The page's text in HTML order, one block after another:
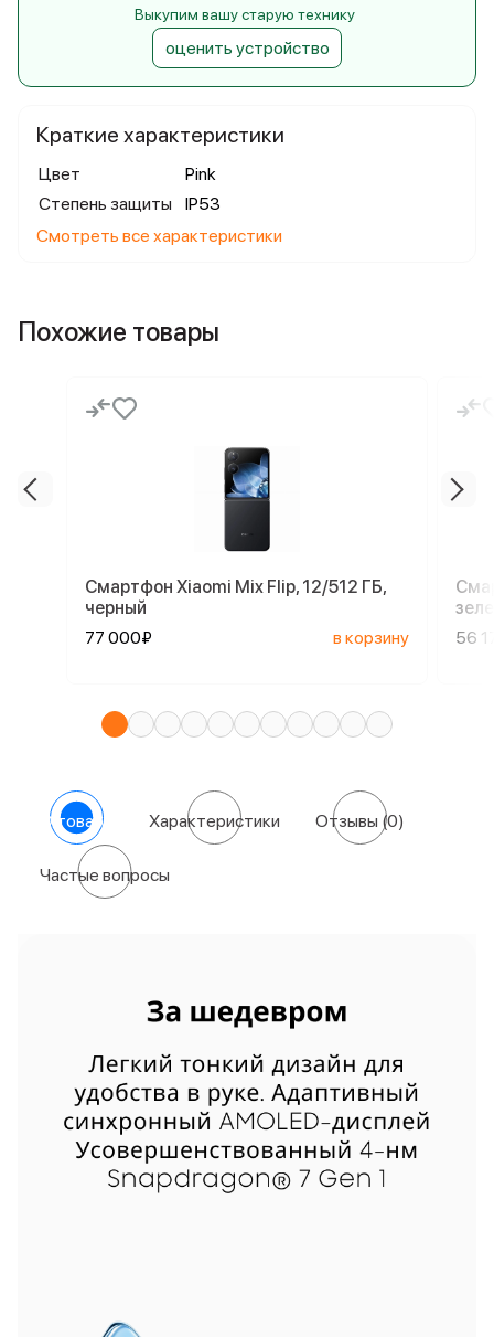
Краткие характеристики
Цвет
Pink
Степень защиты
IP53
Смотреть все характеристики
Выкупим вашу старую технику
оценить устройство
Похожие товары
Смартфон Xiaomi Mix Flip, 12/512 ГБ,
черный
77 000₽
в корзину
56
О товаре Характеристики Отзывы (0)
Частые вопросы